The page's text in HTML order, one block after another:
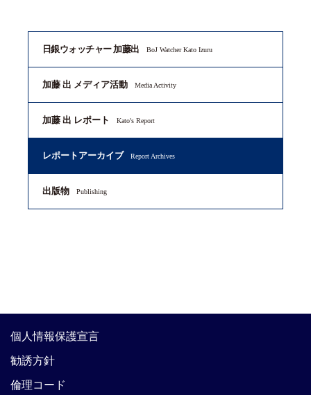
日銀ウォッチャー 加藤出 BoJ Watcher Kato Izuru
加藤 出 メディア活動 Media Activity
加藤 出 レポート Kato's Report
レポートアーカイブ Report Archives
出版物 Publishing
個人情報保護宣言
勧誘方針
倫理コード